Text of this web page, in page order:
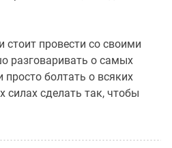
провести со своими
разговаривать о самых
болтать о всяких
силах сделать так, чтобы